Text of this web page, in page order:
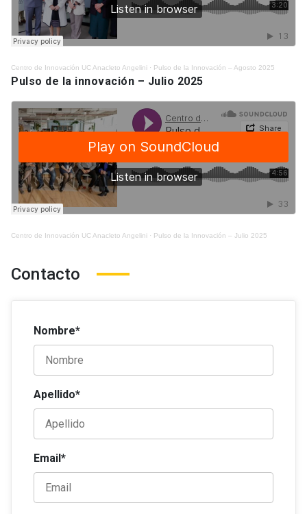
Centro de Innovación UC Anacleto Angelini · Pulso de la Innovación – Agosto 2025
Pulso de la innovación – Julio 2025
Centro de Innovación UC Anacleto Angelini · Pulso de la Innovación – Julio 2025
Contacto
Nombre*
Apellido*
Email*